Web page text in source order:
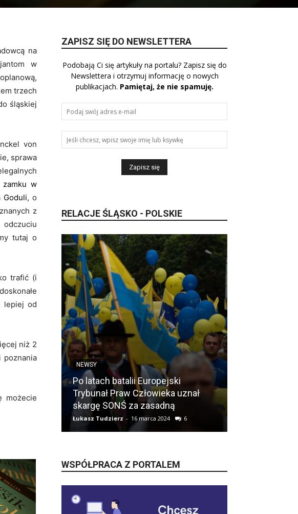
na
w
trzech
śląskiej
von
sprawa
zamku w
Goduli, o
z
tutaj o
trafić (i
lepiej od
niż 2
poznania
możecie
ZAPISZ SIĘ DO NEWSLETTERA
Podobają Ci się artykuły na portalu? Zapisz się do
Newslettera i otrzymuj informację o nowych
publikacjach. Pamiętaj, że nie spamuję.
RELACJE ŚLĄSKO - POLSKIE
NEWSY
Po latach batalii Europejski
Trybunał Praw Człowieka uznał
skargę SONŚ za zasadną
Łukasz Tudzierz - 16 marca 2024 6
WSPÓŁPRACA Z PORTALEM